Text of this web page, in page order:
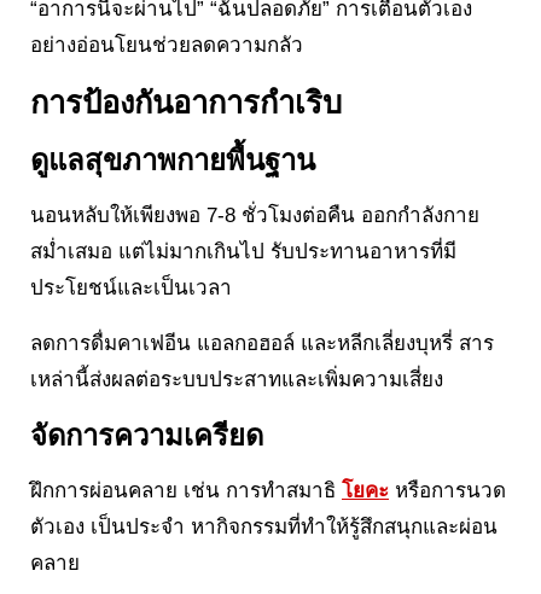
“อาการนี้จะผ่านไป” “ฉันปลอดภัย” การเตือนตัวเอง
อย่างอ่อนโยนช่วยลดความกลัว
การป้องกันอาการกำเริบ
ดูแลสุขภาพกายพื้นฐาน
นอนหลับให้เพียงพอ 7-8 ชั่วโมงต่อคืน ออกกำลังกาย
สม่ำเสมอ แต่ไม่มากเกินไป รับประทานอาหารที่มี
ประโยชน์และเป็นเวลา
ลดการดื่มคาเฟอีน แอลกอฮอล์ และหลีกเลี่ยงบุหรี่ สาร
เหล่านี้ส่งผลต่อระบบประสาทและเพิ่มความเสี่ยง
จัดการความเครียด
ฝึกการผ่อนคลาย เช่น การทำสมาธิ โยคะ หรือการนวด
ตัวเอง เป็นประจำ หากิจกรรมที่ทำให้รู้สึกสนุกและผ่อน
คลาย